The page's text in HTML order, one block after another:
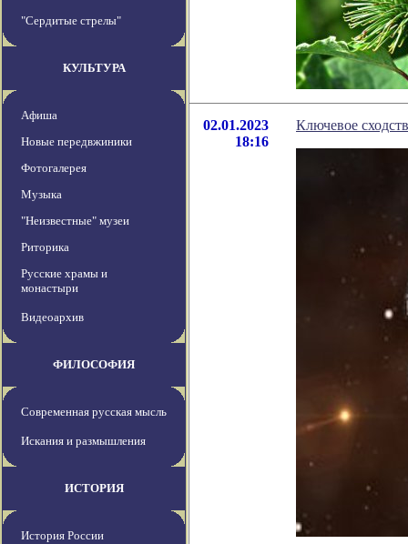
"Сердитые стрелы"
КУЛЬТУРА
Афиша
Новые передвжиники
Фотогалерея
Музыка
"Неизвестные" музеи
Риторика
Русские храмы и
монастыри
Видеоархив
ФИЛОСОФИЯ
Современная русская мысль
Искания и размышления
ИСТОРИЯ
История России
02.01.2023
18:16
Ключевое